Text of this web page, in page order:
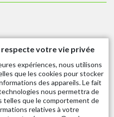
87
votre vie privée
expériences, nous utilisons
que les cookies pour stocker
des appareils. Le fait
nous permettra de
telles que le comportement de
relatives à votre